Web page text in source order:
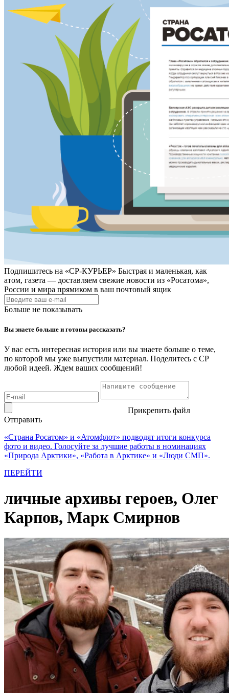
Подпишитесь на «СР-КУРЬЕР» Быстрая и маленькая, как
атом, газета — доставляем свежие новости из «Росатома»,
России и мира прямиком в ваш почтовый ящик
Больше не показывать
Вы знаете больше и готовы рассказать?
У вас есть интересная история или вы знаете больше о теме,
по которой мы уже выпустили материал. Поделитесь с СР
любой идеей. Ждем ваших сообщений!
Прикрепить файл
Отправить
«Страна Росатом» и «Атомфлот» подводят итоги конкурса
фото и видео. Голосуйте за лучшие работы в номинациях
«Природа Арктики», «Работа в Арктике» и «Люди СМП».
ПЕРЕЙТИ
личные архивы героев, Олег
Карпов, Марк Смирнов